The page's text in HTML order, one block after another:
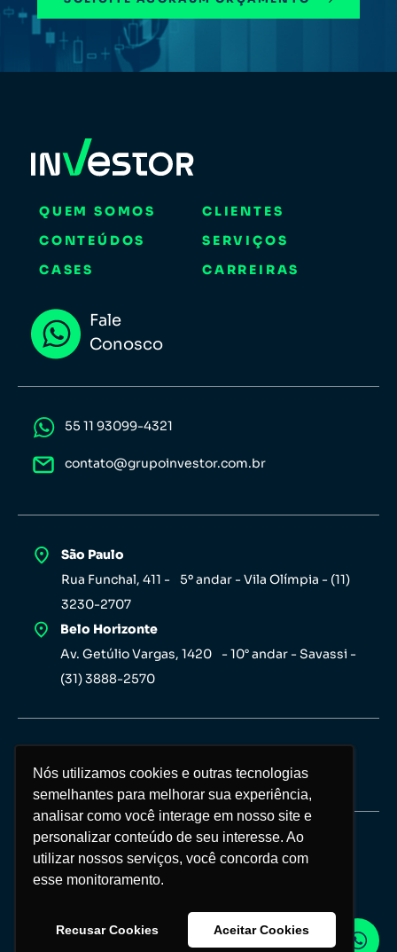
Nós utilizamos cookies e outras tecnologias
semelhantes para melhorar sua experiência,
analisar como você interage em nosso site e
personalizar conteúdo de seu interesse. Ao
utilizar nossos serviços, você concorda com
esse monitoramento.
Recusar Cookies Aceitar Cookies
Nós utilizamos cookies e outras tecnologias
semelhantes para melhorar sua experiência,
analisar como você interage em nosso site e
personalizar conteúdo de seu interesse. Ao
utilizar nossos serviços, você concorda com
esse monitoramento.
Recusar Cookies Aceitar Cookies
QUEM SOMOS
CLIENTES
CONTEÚDOS
SERVIÇOS
CASES
CARREIRAS
Fale
Conosco
55 11 93099-4321
contato@grupoinvestor.com.br
São Paulo
Rua Funchal, 411 - 5º andar - Vila Olímpia - (11)
3230-2707
Belo Horizonte
Av. Getúlio Vargas, 1420 - 10° andar - Savassi -
(31) 3888-2570
Copyright Investor 2026 © Todos os direitos
reservados